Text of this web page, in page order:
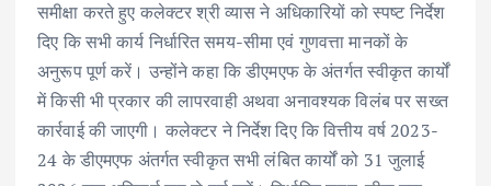
समीक्षा करते हुए कलेक्टर श्री व्यास ने अधिकारियों को स्पष्ट निर्देश
दिए कि सभी कार्य निर्धारित समय-सीमा एवं गुणवत्ता मानकों के
अनुरूप पूर्ण करें। उन्होंने कहा कि डीएमएफ के अंतर्गत स्वीकृत कार्यों
में किसी भी प्रकार की लापरवाही अथवा अनावश्यक विलंब पर सख्त
कार्रवाई की जाएगी। कलेक्टर ने निर्देश दिए कि वित्तीय वर्ष 2023-
24 के डीएमएफ अंतर्गत स्वीकृत सभी लंबित कार्यों को 31 जुलाई